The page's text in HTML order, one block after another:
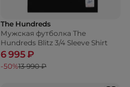
The Hundreds
Мужская футболка The
Hundreds Blitz 3/4 Sleeve Shirt
6 995 ₽
-50%13 990 ₽